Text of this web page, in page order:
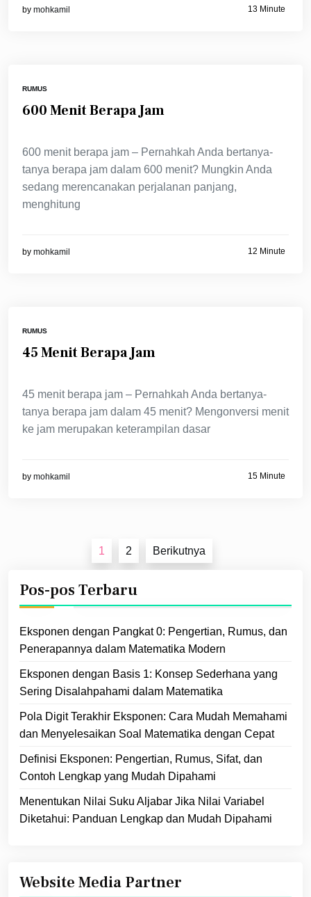
by mohkamil 13 Minute
RUMUS
600 Menit Berapa Jam
600 menit berapa jam – Pernahkah Anda bertanya-
tanya berapa jam dalam 600 menit? Mungkin Anda
sedang merencanakan perjalanan panjang,
menghitung
by mohkamil 12 Minute
RUMUS
45 Menit Berapa Jam
45 menit berapa jam – Pernahkah Anda bertanya-
tanya berapa jam dalam 45 menit? Mengonversi menit
ke jam merupakan keterampilan dasar
by mohkamil 15 Minute
1 2 Berikutnya
Pos-pos Terbaru
Eksponen dengan Pangkat 0: Pengertian, Rumus, dan
Penerapannya dalam Matematika Modern
Eksponen dengan Basis 1: Konsep Sederhana yang
Sering Disalahpahami dalam Matematika
Pola Digit Terakhir Eksponen: Cara Mudah Memahami
dan Menyelesaikan Soal Matematika dengan Cepat
Definisi Eksponen: Pengertian, Rumus, Sifat, dan
Contoh Lengkap yang Mudah Dipahami
Menentukan Nilai Suku Aljabar Jika Nilai Variabel
Diketahui: Panduan Lengkap dan Mudah Dipahami
Website Media Partner